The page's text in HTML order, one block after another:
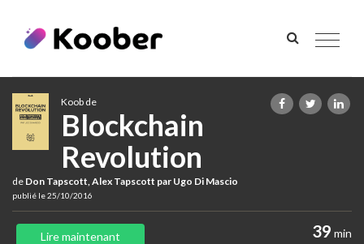
Toggle
Koob de
Blockchain
Revolution
de Don Tapscott, Alex Tapscott par Ugo Di Mascio
publié le 25/10/2016
39 min
Lire maintenant